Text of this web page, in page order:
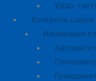
Удар-
Контроль
Измерение